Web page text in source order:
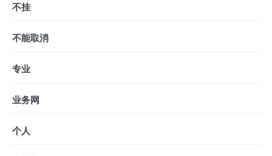
不挂
不能取消
专业
业务网
个人